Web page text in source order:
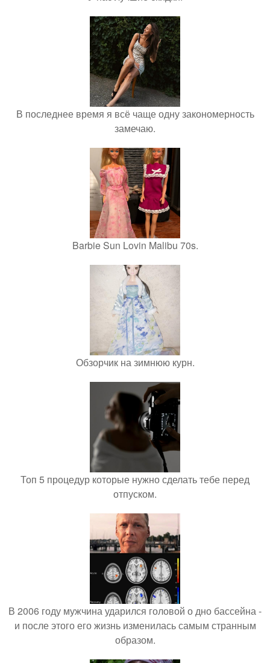
В последнее время я всё чаще одну закономерность
замечаю.
Barbie Sun Lovin Malibu 70s.
Обзорчик на зимнюю курн.
Топ 5 процедур которые нужно сделать тебе перед
отпуском.
В 2006 году мужчина ударился головой о дно бассейна -
и после этого его жизнь изменилась самым странным
образом.